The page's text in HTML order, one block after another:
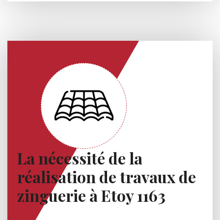
La nécessité de la
réalisation de travaux de
zinguerie à Etoy 1163